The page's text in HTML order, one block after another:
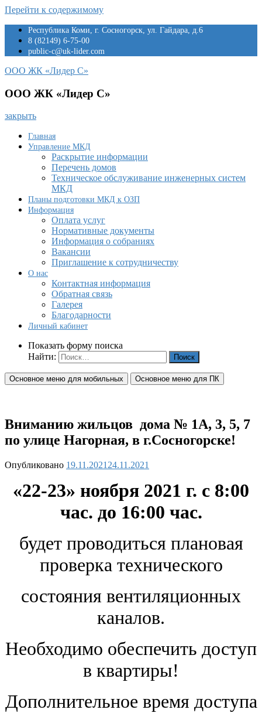
Перейти к содержимому
Республика Коми, г. Сосногорск, ул. Гайдара, д.6
8 (82149) 6-75-00
public-c@uk-lider.com
ООО ЖК «Лидер С»
ООО ЖК «Лидер С»
закрыть
Главная
Управление МКД
Раскрытие информации
Перечень домов
Техническое обслуживание инженерных систем
МКД
Планы подготовки МКД к ОЗП
Информация
Оплата услуг
Нормативные документы
Информация о собраниях
Вакансии
Приглашение к сотрудничеству
О нас
Контактная информация
Обратная связь
Галерея
Благодарности
Личный кабинет
Показать форму поиска
Найти:
Основное меню для мобильных Основное меню для ПК
Вниманию жильцов дома № 1А, 3, 5, 7
по улице Нагорная, в г.Сосногорске!
Опубликовано 19.11.2021 24.11.2021
«22-23» ноября 2021 г. с 8:00
час. до 16:00 час.
будет проводиться плановая
проверка технического
состояния вентиляционных
каналов.
Необходимо обеспечить доступ
в квартиры!
Дополнительное время доступа